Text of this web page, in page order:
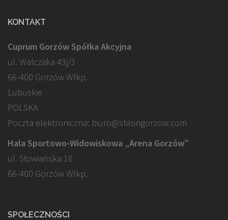
KONTAKT
Cuprum Gorzów Spółka Akcyjna
ul. Walczaka 43j/3
66-400 Gorzów Wlkp.
Lubuskie
POLSKA
Poczta elektroniczna: biuro@stilongorzow.com
Hala Sportowo-Widowiskowa „Arena Gorzów”
ul. Słowiańska 16
66-400 Gorzów Wlkp.
SPOŁECZNOŚCI